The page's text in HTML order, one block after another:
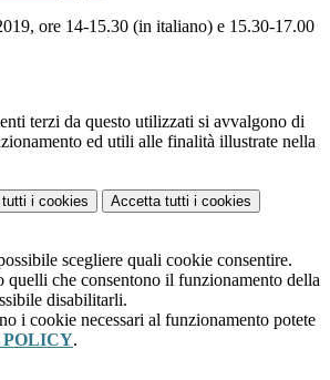
ore 14-15.30 (in italiano) e 15.30-17.00
terzi da questo utilizzati si avvalgono di
ed utili alle finalità illustrate nella
tutti i cookies Accetta tutti i cookies
scegliere quali cookie consentire.
quelli che consentono il funzionamento della
disabilitarli.
i cookie necessari al funzionamento potete
POLICY.